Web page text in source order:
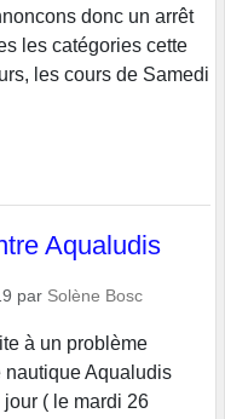
donc un arrêt
les catégories cette
les cours de Samedi
Aqualudis
par Solène Bosc
à un problème
nautique Aqualudis
( le mardi 26